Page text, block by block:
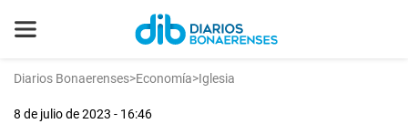
Diarios Bonaerenses>Economía>Iglesia
8 de julio de 2023 - 16:46